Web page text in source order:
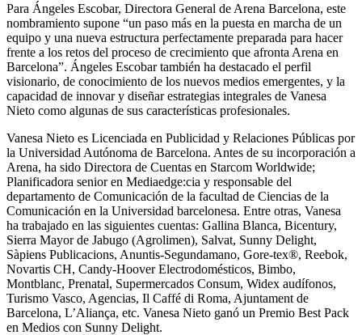
Para Ángeles Escobar, Directora General de Arena Barcelona, este
nombramiento supone “un paso más en la puesta en marcha de un
equipo y una nueva estructura perfectamente preparada para hacer
frente a los retos del proceso de crecimiento que afronta Arena en
Barcelona”. Ángeles Escobar también ha destacado el perfil
visionario, de conocimiento de los nuevos medios emergentes, y la
capacidad de innovar y diseñar estrategias integrales de Vanesa
Nieto como algunas de sus características profesionales.
Vanesa Nieto es Licenciada en Publicidad y Relaciones Públicas por
la Universidad Autónoma de Barcelona. Antes de su incorporación a
Arena, ha sido Directora de Cuentas en Starcom Worldwide;
Planificadora senior en Mediaedge:cia y responsable del
departamento de Comunicación de la facultad de Ciencias de la
Comunicación en la Universidad barcelonesa. Entre otras, Vanesa
ha trabajado en las siguientes cuentas: Gallina Blanca, Bicentury,
Sierra Mayor de Jabugo (Agrolimen), Salvat, Sunny Delight,
Sàpiens Publicacions, Anuntis-Segundamano, Gore-tex®, Reebok,
Novartis CH, Candy-Hoover Electrodomésticos, Bimbo,
Montblanc, Prenatal, Supermercados Consum, Widex audífonos,
Turismo Vasco, Agencias, Il Caffé di Roma, Ajuntament de
Barcelona, L’Aliança, etc. Vanesa Nieto ganó un Premio Best Pack
en Medios con Sunny Delight.